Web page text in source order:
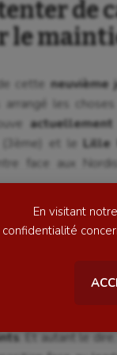
En visitant
confidentialité
américain
de
le
cette neuvième
arrangé les
(3ème) et leLille
face aux
exempt lors
. Et autant le